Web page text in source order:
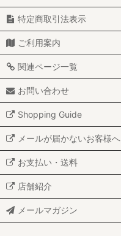
シューズ(MSD)
シューズ(SDGIRL)
シューズ(SDBOY)
グラスアイ(18mm)
グラスアイ(16mm)
グラスアイ(14mm)
グラスアイ(12mm)
特定商取引法表示
ご利用案内
関連ページ一覧
お問い合わせ
Shopping Guide
メールが届かないお客様へ
お支払い・送料
店舗紹介
メールマガジン